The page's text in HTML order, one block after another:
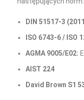
DIN 51517-3
ISO 6743-6 / ISO
AGMA 9005/E02:
AIST 224
David Brown S1